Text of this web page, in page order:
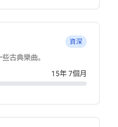
資深
古典樂曲。
15年 7個月